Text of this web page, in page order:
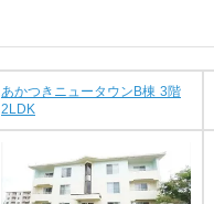
あかつきニュータウンB棟 3階
2LDK